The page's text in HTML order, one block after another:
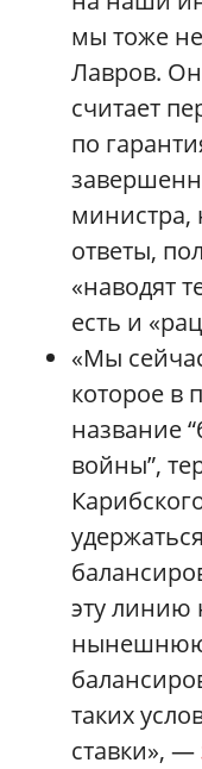
мы тоже
Лавров.
считает
по
министра,
ответы,
«наводят
есть и
«Мы
которое в
название
войны”,
эту линию
нынешнюю
таких
ставки», —